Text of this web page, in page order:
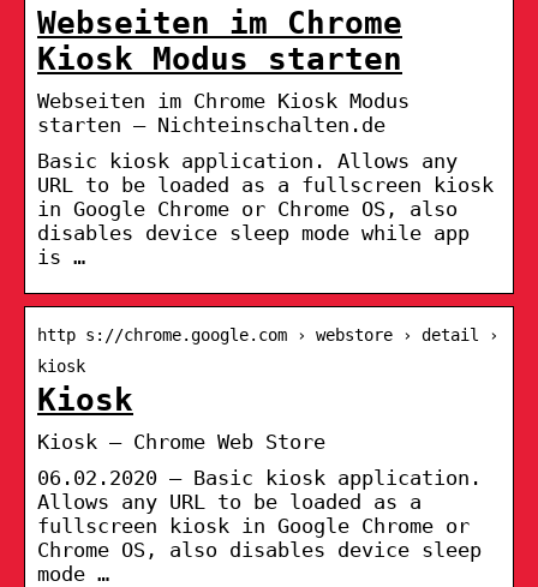
Webseiten im Chrome
Kiosk Modus starten
Webseiten im Chrome Kiosk Modus
starten – Nichteinschalten.de
Basic kiosk application. Allows any
URL to be loaded as a fullscreen kiosk
in Google Chrome or Chrome OS, also
disables device sleep mode while app
is …
http s://chrome.google.com › webstore › detail ›
kiosk
Kiosk
Kiosk – Chrome Web Store
06.02.2020 — Basic kiosk application.
Allows any URL to be loaded as a
fullscreen kiosk in Google Chrome or
Chrome OS, also disables device sleep
mode …